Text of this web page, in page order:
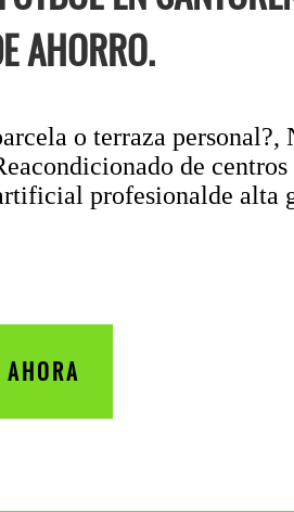
AHORRO.
o terraza personal?,
de
profesionalde alta